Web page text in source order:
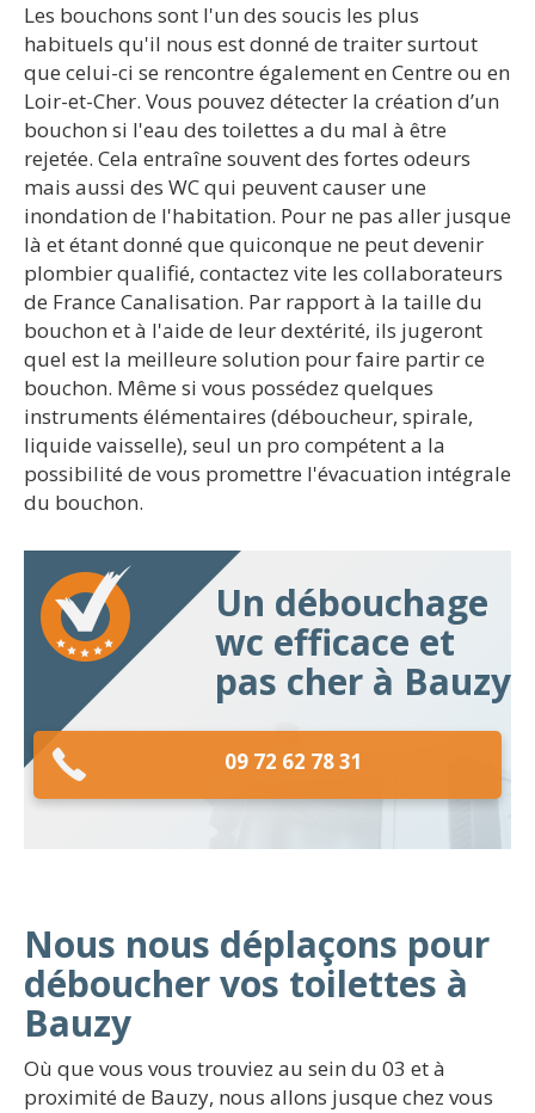
Les bouchons sont l'un des soucis les plus
habituels qu'il nous est donné de traiter surtout
que celui-ci se rencontre également en Centre ou en
Loir-et-Cher. Vous pouvez détecter la création d’un
bouchon si l'eau des toilettes a du mal à être
rejetée. Cela entraîne souvent des fortes odeurs
mais aussi des WC qui peuvent causer une
inondation de l'habitation. Pour ne pas aller jusque
là et étant donné que quiconque ne peut devenir
plombier qualifié, contactez vite les collaborateurs
de France Canalisation. Par rapport à la taille du
bouchon et à l'aide de leur dextérité, ils jugeront
quel est la meilleure solution pour faire partir ce
bouchon. Même si vous possédez quelques
instruments élémentaires (déboucheur, spirale,
liquide vaisselle), seul un pro compétent a la
possibilité de vous promettre l'évacuation intégrale
du bouchon.
Un débouchage
wc efficace et
pas cher à Bauzy
09 72 62 78 31
Nous nous déplaçons pour
déboucher vos toilettes à
Bauzy
Où que vous vous trouviez au sein du 03 et à
proximité de Bauzy, nous allons jusque chez vous